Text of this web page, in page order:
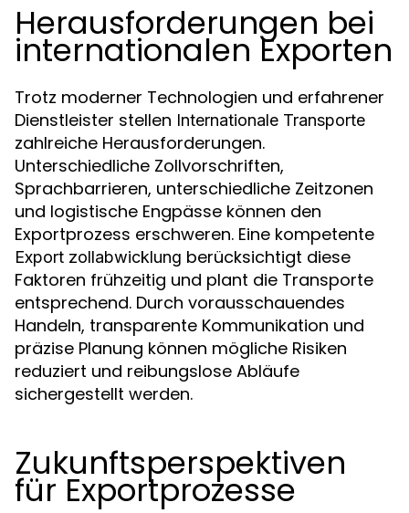
Herausforderungen bei
internationalen Exporten
Trotz moderner Technologien und erfahrener
Dienstleister stellen Internationale Transporte
zahlreiche Herausforderungen.
Unterschiedliche Zollvorschriften,
Sprachbarrieren, unterschiedliche Zeitzonen
und logistische Engpässe können den
Exportprozess erschweren. Eine kompetente
Export zollabwicklung berücksichtigt diese
Faktoren frühzeitig und plant die Transporte
entsprechend. Durch vorausschauendes
Handeln, transparente Kommunikation und
präzise Planung können mögliche Risiken
reduziert und reibungslose Abläufe
sichergestellt werden.
Zukunftsperspektiven
für Exportprozesse